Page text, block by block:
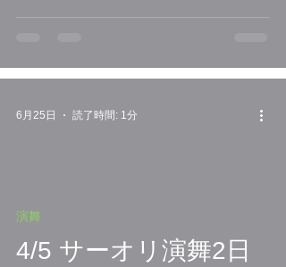
4/5 サーオリ演舞2日
演舞
6月25日 読了時間: 1分